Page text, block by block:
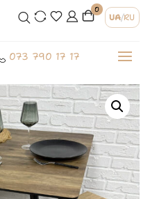
0
UA/RU
073 790 17 17